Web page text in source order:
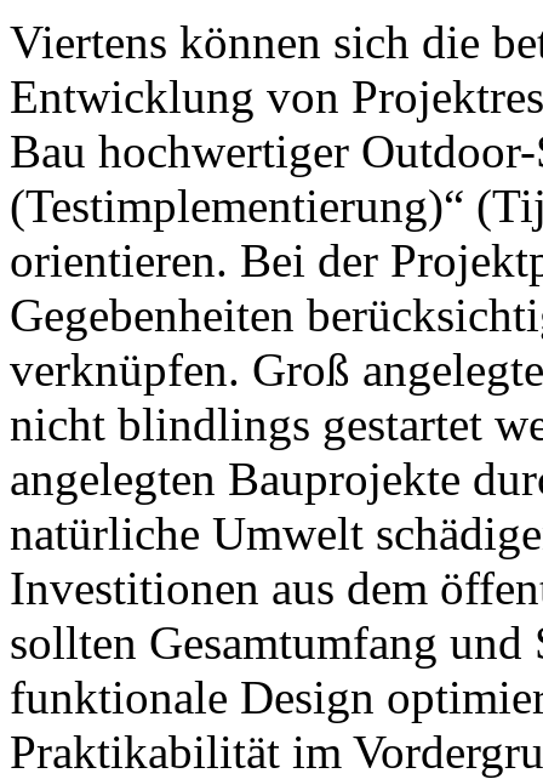
Viertens können sich die
Entwicklung von
Bau hochwertiger
(Testimplementierung)“
orientieren. Bei der
Gegebenheiten
verknüpfen. Groß
nicht blindlings gestartet
angelegten Bauprojekte
natürliche Umwelt
Investitionen aus dem
sollten Gesamtumfang
funktionale Design
Praktikabilität im